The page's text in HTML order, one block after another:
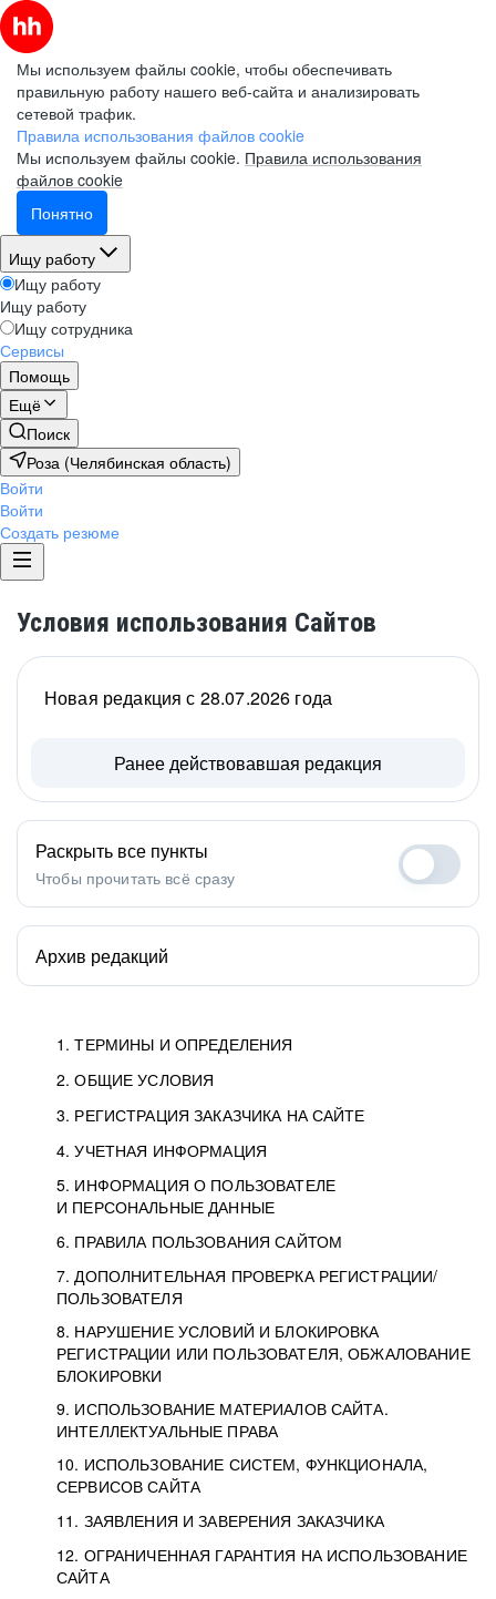
Мы используем файлы cookie, чтобы обеспечивать
правильную работу нашего веб-сайта и анализировать
сетевой трафик.
Правила использования файлов cookie
Мы используем файлы cookie. Правила использования
файлов cookie
Понятно
Ищу работу
Ищу работу
Ищу работу
Ищу сотрудника
Сервисы
Помощь
Ещё
Поиск
Роза (Челябинская область)
Войти
Войти
Создать резюме
Условия использования Сайтов
1. ТЕРМИНЫ И ОПРЕДЕЛЕНИЯ
2. ОБЩИЕ УСЛОВИЯ
3. РЕГИСТРАЦИЯ ЗАКАЗЧИКА НА САЙТЕ
4. УЧЕТНАЯ ИНФОРМАЦИЯ
5. ИНФОРМАЦИЯ О ПОЛЬЗОВАТЕЛЕ
И ПЕРСОНАЛЬНЫЕ ДАННЫЕ
6. ПРАВИЛА ПОЛЬЗОВАНИЯ САЙТОМ
7. ДОПОЛНИТЕЛЬНАЯ ПРОВЕРКА РЕГИСТРАЦИИ/
ПОЛЬЗОВАТЕЛЯ
8. НАРУШЕНИЕ УСЛОВИЙ И БЛОКИРОВКА
РЕГИСТРАЦИИ ИЛИ ПОЛЬЗОВАТЕЛЯ, ОБЖАЛОВАНИЕ
БЛОКИРОВКИ
9. ИСПОЛЬЗОВАНИЕ МАТЕРИАЛОВ САЙТА.
ИНТЕЛЛЕКТУАЛЬНЫЕ ПРАВА
10. ИСПОЛЬЗОВАНИЕ СИСТЕМ, ФУНКЦИОНАЛА,
СЕРВИСОВ САЙТА
11. ЗАЯВЛЕНИЯ И ЗАВЕРЕНИЯ ЗАКАЗЧИКА
12. ОГРАНИЧЕННАЯ ГАРАНТИЯ НА ИСПОЛЬЗОВАНИЕ
САЙТА
Новая редакция с 28.07.2026 года
Ранее действовавшая редакция
Раскрыть все пункты
Чтобы прочитать всё сразу
Архив редакций